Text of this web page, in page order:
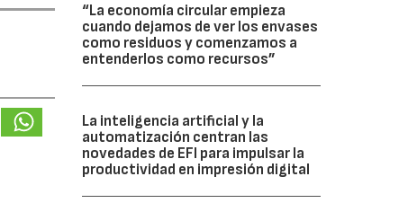
“La economía circular empieza
cuando dejamos de ver los envases
como residuos y comenzamos a
entenderlos como recursos”
La inteligencia artificial y la
automatización centran las
novedades de EFI para impulsar la
productividad en impresión digital